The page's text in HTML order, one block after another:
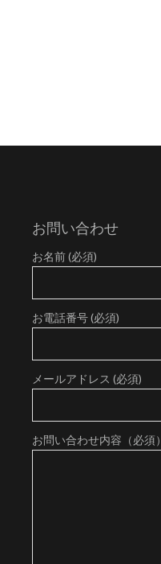
お問い合わせ
お名前 (必須)
お電話番号 (必須)
メールアドレス (必須)
お問い合わせ内容（必須）